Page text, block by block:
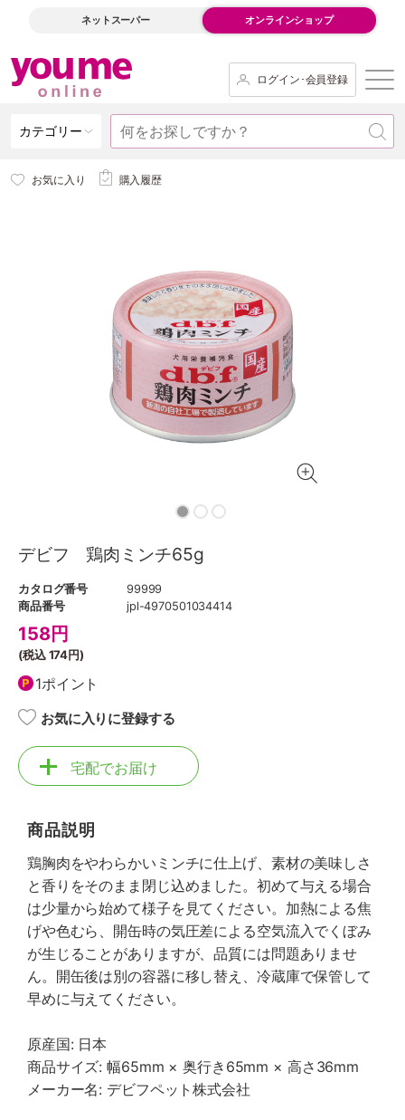
ネットスーパー オンラインショップ
ログイン･会員登録
カテゴリー
お気に入り 購入履歴
デビフ 鶏肉ミンチ65g
カタログ番号
99999
商品番号
jpl-4970501034414
158円
(税込174円)
1ポイント
お気に入りに登録する
宅配でお届け
商品説明
鶏胸肉をやわらかいミンチに仕上げ、素材の美味しさ
と香りをそのまま閉じ込めました。初めて与える場合
は少量から始めて様子を見てください。加熱による焦
げや色むら、開缶時の気圧差による空気流入でくぼみ
が生じることがありますが、品質には問題ありませ
ん。開缶後は別の容器に移し替え、冷蔵庫で保管して
早めに与えてください。
原産国: 日本
商品サイズ: 幅65mm × 奥行き65mm × 高さ36mm
メーカー名: デビフペット株式会社